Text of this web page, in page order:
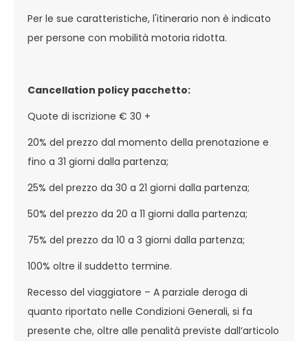
Per le sue caratteristiche, l'itinerario non è indicato
per persone con mobilità motoria ridotta.
Cancellation policy pacchetto:
Quote di iscrizione € 30 +
20% del prezzo dal momento della prenotazione e
fino a 31 giorni dalla partenza;
25% del prezzo da 30 a 21 giorni dalla partenza;
50% del prezzo da 20 a 11 giorni dalla partenza;
75% del prezzo da 10 a 3 giorni dalla partenza;
100% oltre il suddetto termine.
Recesso del viaggiatore – A parziale deroga di
quanto riportato nelle Condizioni Generali, si fa
presente che, oltre alle penalità previste dall’articolo